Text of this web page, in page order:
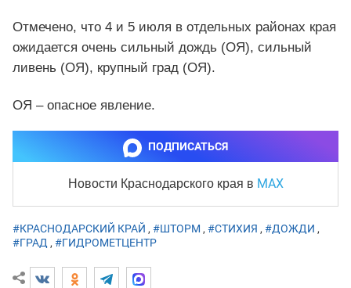
Отмечено, что 4 и 5 июля в отдельных районах края
ожидается очень сильный дождь (ОЯ), сильный
ливень (ОЯ), крупный град (ОЯ).
ОЯ – опасное явление.
ПОДПИСАТЬСЯ
Новости Краснодарского края в MAX
#КРАСНОДАРСКИЙ КРАЙ , #ШТОРМ , #СТИХИЯ , #ДОЖДИ ,
#ГРАД, #ГИДРОМЕТЦЕНТР